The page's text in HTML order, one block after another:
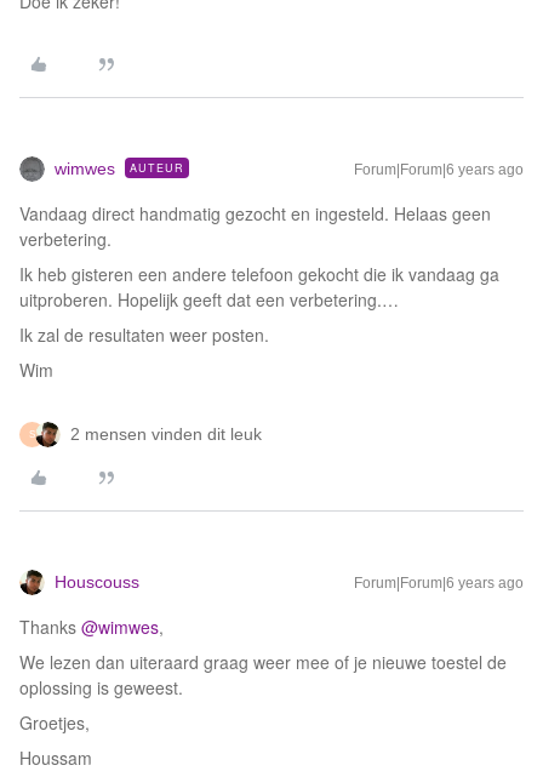
wimwes AUTEUR Forum|Forum|6 years ago
Vandaag direct handmatig gezocht en ingesteld. Helaas geen
verbetering.
Ik heb gisteren een andere telefoon gekocht die ik vandaag ga
uitproberen. Hopelijk geeft dat een verbetering.…
Ik zal de resultaten weer posten.
Wim
S 2 mensen vinden dit leuk
Houscouss Forum|Forum|6 years ago
Thanks @wimwes,
We lezen dan uiteraard graag weer mee of je nieuwe toestel de
oplossing is geweest.
Groetjes,
Houssam